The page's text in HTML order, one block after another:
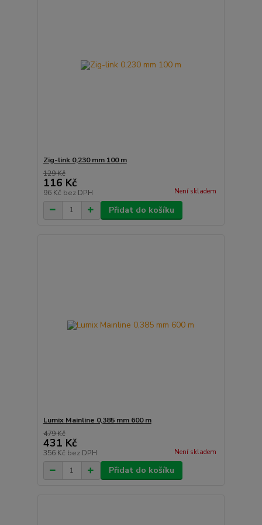
Zig-link 0,230 mm 100 m
129 Kč
116 Kč
96 Kč bez DPH Není skladem
Přidat do košíku
Lumix Mainline 0,385 mm 600 m
479 Kč
431 Kč
356 Kč bez DPH Není skladem
Přidat do košíku